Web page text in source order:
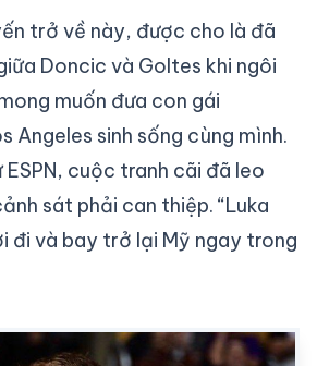
trở về này, được cho là đã
Doncic và Goltes khi ngôi
muốn đưa con gái
Angeles sinh sống cùng mình.
cuộc tranh cãi đã leo
sát phải can thiệp. “Luka
đi và bay trở lại Mỹ ngay trong